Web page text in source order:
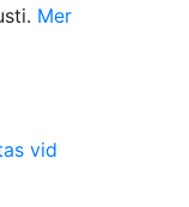
Mer
vid